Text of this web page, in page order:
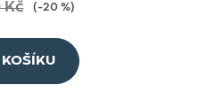
Kč (–20 %)
KOŠÍKU